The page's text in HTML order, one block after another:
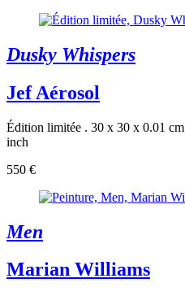
Dusky Whispers
Jef Aérosol
Édition limitée . 30 x 30 x 0.01 cm
inch
550 €
Men
Marian Williams